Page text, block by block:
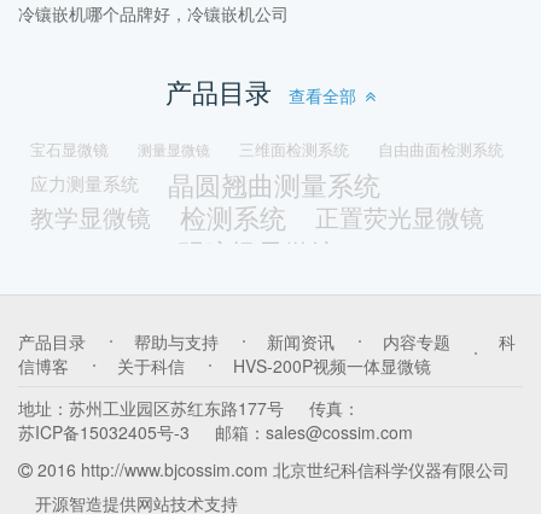
冷镶嵌机哪个品牌好，冷镶嵌机公司
产品目录 查看全部
宝石显微镜 测量显微镜 三维面检测系统 自由曲面检测系统
应力测量系统 晶圆翘曲测量系统
教学显微镜 检测系统 正置荧光显微镜
明暗场显微镜
光谱磨平机 修磨机 真空冷镶嵌机 冷镶嵌机
镶嵌机
颗粒分析显微镜
油品检测显微镜 多功能一体机
拉曼光谱原子力显微镜一体机
扫描隧道显微镜 光学原子力显微镜一体机
产品目录 帮助与支持 新闻资讯 内容专题
科
信博客
关于科信
HVS-200P视频一体显微镜
地址： 苏州工业园区苏红东路177号
传真：
苏ICP备15032405号-3
邮箱： sales@cossim.com
2016 http://www.bjcossim.com 北京世纪科信科学仪器有限公司
开源智造提供网站技术支持